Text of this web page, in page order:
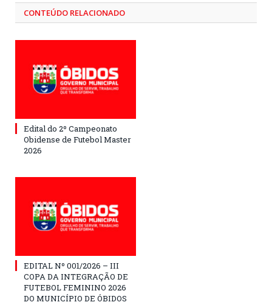
CONTEÚDO RELACIONADO
Edital do 2º Campeonato
Obidense de Futebol Master
2026
EDITAL Nº 001/2026 – III
COPA DA INTEGRAÇÃO DE
FUTEBOL FEMININO 2026
DO MUNICÍPIO DE ÓBIDOS